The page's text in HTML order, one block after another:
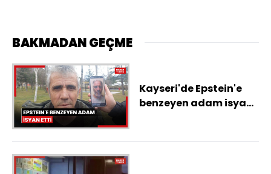
BAKMADAN GEÇME
Kayseri'de Epstein'e
benzeyen adam isyan